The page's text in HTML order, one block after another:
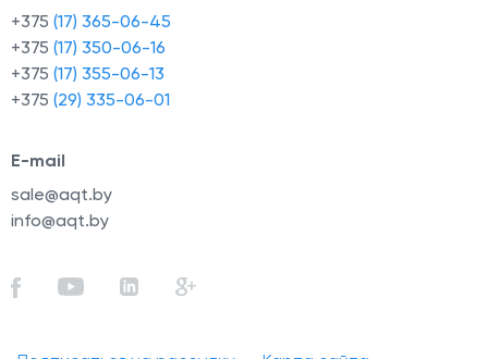
+375 (17) 365-06-45
+375 (17) 350-06-16
+375 (17) 355-06-13
+375 (29) 335-06-01
E-mail
sale@aqt.by
info@aqt.by